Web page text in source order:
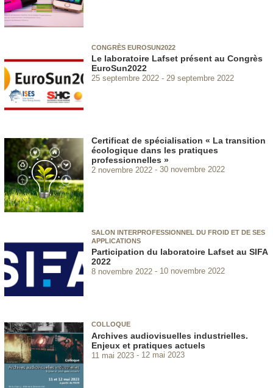
CONGRÈS EUROSUN2022
Le laboratoire Lafset présent au Congrès
EuroSun2022
25 septembre 2022 29 septembre 2022
Certificat de spécialisation « La transition
écologique dans les pratiques
professionnelles »
2 novembre 2022 30 novembre 2022
SALON INTERPROFESSIONNEL DU FROID ET DE SES
APPLICATIONS
Participation du laboratoire Lafset au SIFA
2022
8 novembre 2022 10 novembre 2022
COLLOQUE
Archives audiovisuelles industrielles.
Enjeux et pratiques actuels
11 mai 2023 12 mai 2023